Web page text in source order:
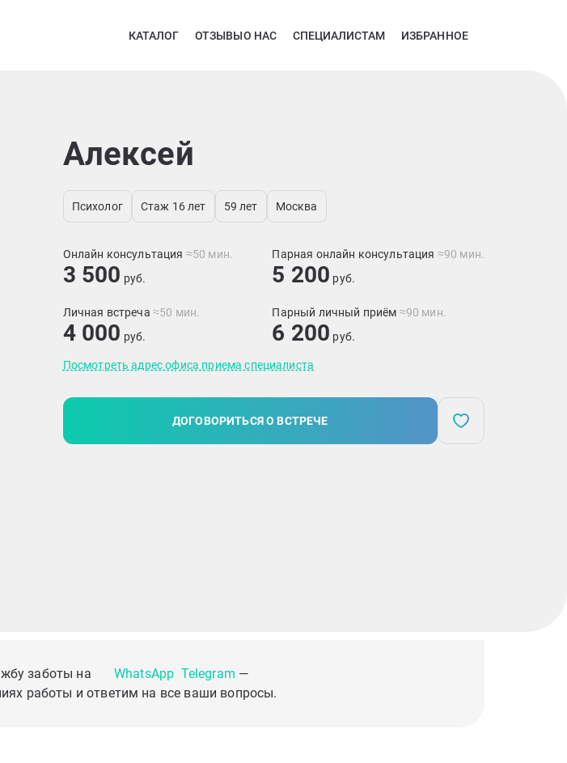
КАТАЛОГ ОТЗЫВЫО НАС СПЕЦИАЛИСТАМ ИЗБРАННОЕ
Алексей
Психолог Стаж 16 лет 59 лет Москва
Онлайн консультация ≈50 мин.
3 500 руб.
Парная онлайн консультация ≈90 мин.
5 200 руб.
Личная встреча ≈50 мин.
4 000 руб.
Парный личный приём ≈90 мин.
6 200 руб.
Посмотреть адрес офиса приема специалиста
ДОГОВОРИТЬСЯ О ВСТРЕЧЕ
заботы на WhatsApp Telegram —
работы и ответим на все ваши вопросы.